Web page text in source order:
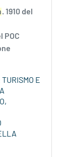
. 1910 del
POC
TURISMO E